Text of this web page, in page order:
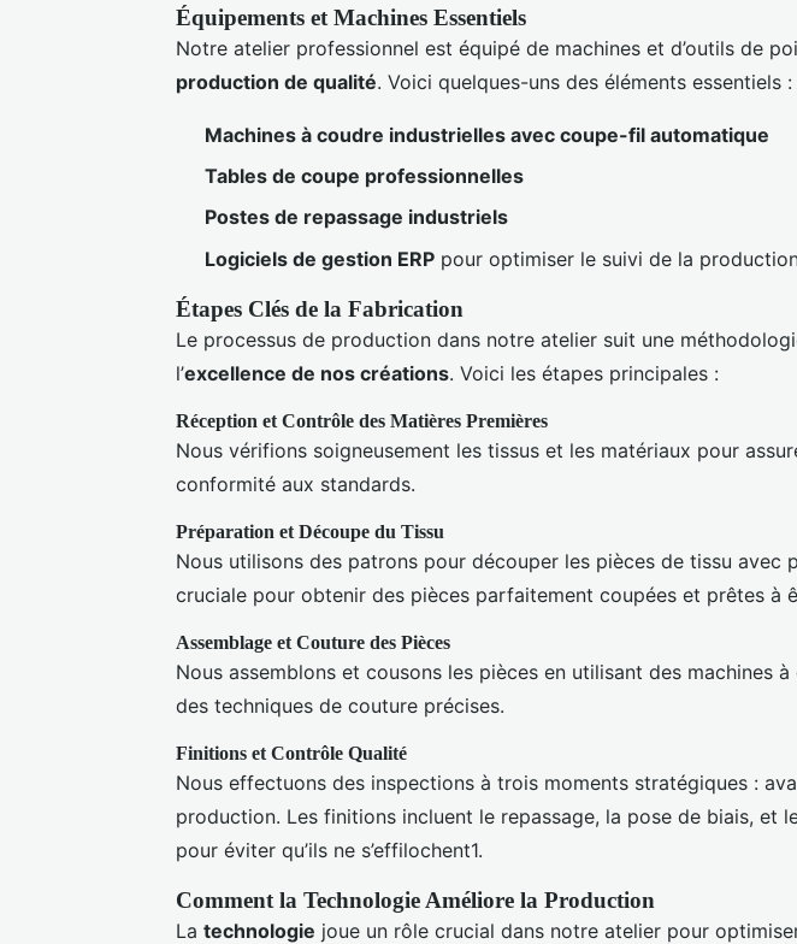
Équipements et Machines Essentiels
Notre atelier professionnel est équipé de machines et d’outils de
production de qualité. Voici quelques-uns des éléments essentiels :
Machines à coudre industrielles avec coupe-fil automatique
Tables de coupe professionnelles
Postes de repassage industriels
Logiciels de gestion ERP pour optimiser le suivi de la
Étapes Clés de la Fabrication
Le processus de production dans notre atelier suit une
l’excellence de nos créations. Voici les étapes principales :
Réception et Contrôle des Matières Premières
Nous vérifions soigneusement les tissus et les matériaux pour
conformité aux standards.
Préparation et Découpe du Tissu
Nous utilisons des patrons pour découper les pièces de tissu avec
cruciale pour obtenir des pièces parfaitement coupées et prêtes à
Assemblage et Couture des Pièces
Nous assemblons et cousons les pièces en utilisant des machines
des techniques de couture précises.
Finitions et Contrôle Qualité
Nous effectuons des inspections à trois moments stratégiques :
production. Les finitions incluent le repassage, la pose de biais, et
pour éviter qu’ils ne s’effilochent1.
Comment la Technologie Améliore la Production
La technologie joue un rôle crucial dans notre atelier pour